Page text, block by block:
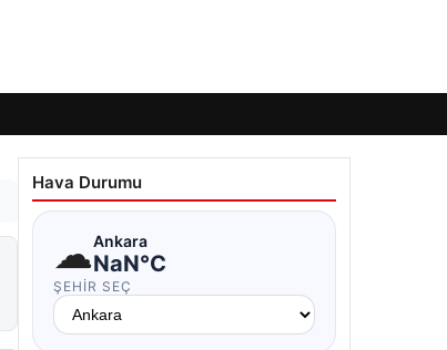
Hava Durumu
☁Ankara
NaN°C
ŞEHIR SEÇ